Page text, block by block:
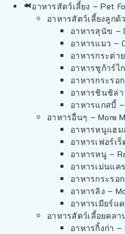
อาหารสัตว์เลี้ยง – Pet
อาหารสัตว์เลี้ยงลูกด้
อาหารสุนัข –
อาหารแมว –
อาหารกระต่า
อาหารชูก้าร์ไ
อาหารกระรอ
อาหารชินชิล่
อาหารแกสบี้
อาหารอื่นๆ – More
อาหารหนูแฮม
อาหารเฟอร์เ
อาหารหนู –
อาหารเม่นแค
อาหารกระรอ
อาหารลิง –
อาหารเมียร์แ
อาหารสัตว์เลี้อยคล
อาหารกิ้งก่า –